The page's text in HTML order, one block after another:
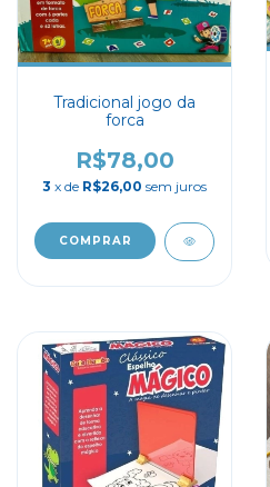
Tradicional jogo da
forca
R$78,00
3 x de R$26,00 sem juros